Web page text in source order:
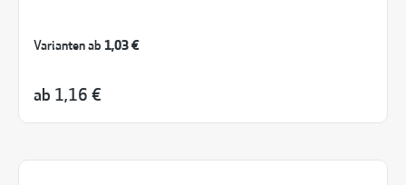
Varianten ab 1,03 €
ab 1,16 €